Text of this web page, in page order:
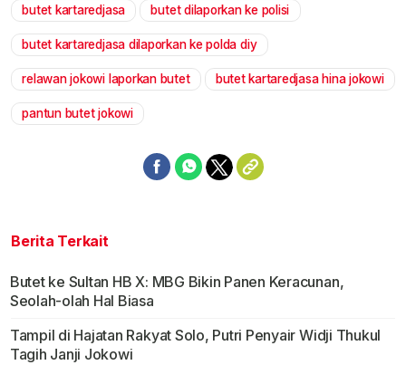
butet kartaredjasa butet dilaporkan ke polisi
butet kartaredjasa dilaporkan ke polda diy
relawan jokowi laporkan butet butet kartaredjasa hina jokowi
pantun butet jokowi
Berita Terkait
Butet ke Sultan HB X: MBG Bikin Panen Keracunan,
Seolah-olah Hal Biasa
Tampil di Hajatan Rakyat Solo, Putri Penyair Widji Thukul
Tagih Janji Jokowi